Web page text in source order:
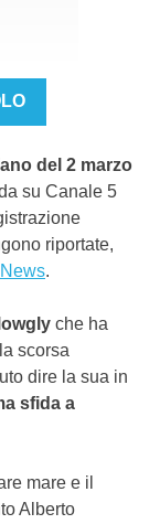
del 2 marzo
su Canale 5
riportate,
.
che ha
scorsa
dire la sua in
sfida a
mare e il
Alberto